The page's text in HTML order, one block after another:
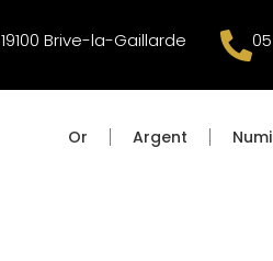
Brive-la-Gaillarde
Or Argent